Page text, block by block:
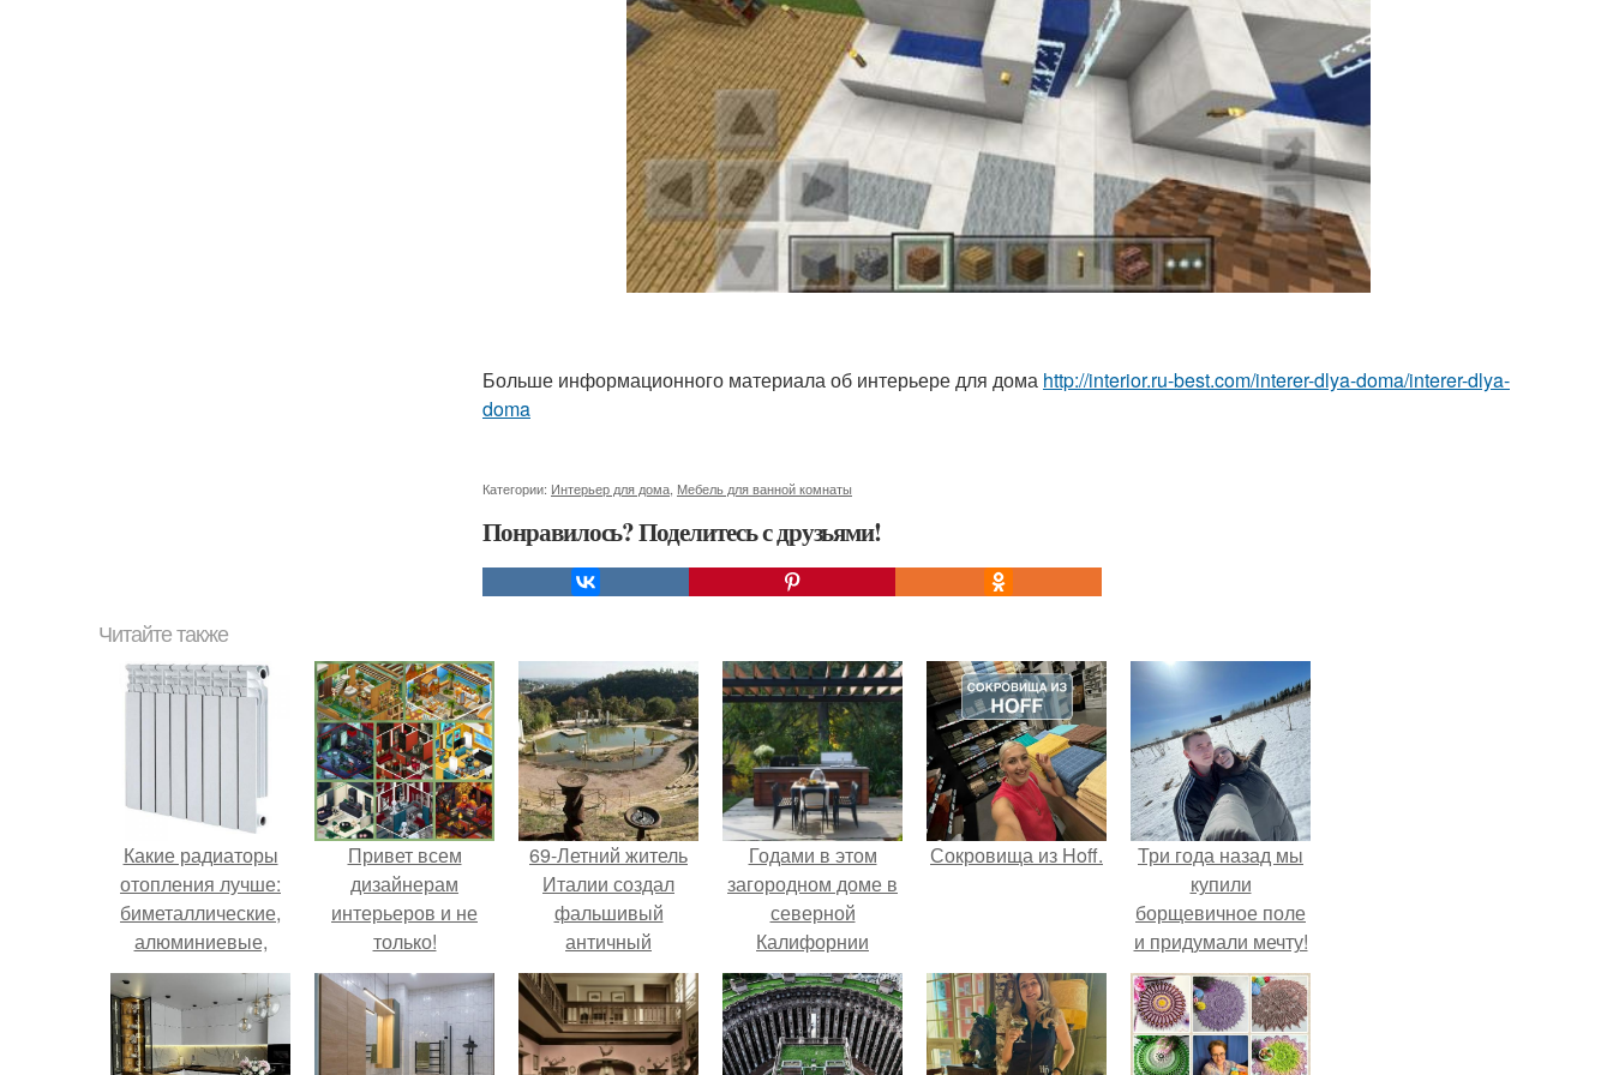
Больше информационного материала об интерьере для дома http://interior.ru-best.com/interer-dlya-doma/interer-dlya-
doma
Категории: Интерьер для дома, Мебель для ванной комнаты
Понравилось? Поделитесь с друзьями!
Читайте также
Какие радиаторы
отопления лучше:
биметаллические,
алюминиевые,
чугунные?
Привет всем
дизайнерам
интерьеров и не
только!
69-Летний житель
Италии создал
фальшивый
античный
амфитеатр и
долгое время
успешно выдавал
его за настоящее
Годами в этом
загородном доме в
северной
Калифорнии
происходили
ремонты, что-то в
нем достраивали,
но никак не могли
Сокровища из Hoff.
Три года назад мы
купили
борщевичное поле
и придумали мечту!